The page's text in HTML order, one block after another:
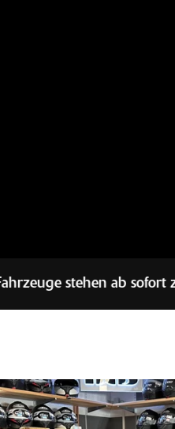
zur Probefahrt bereit!